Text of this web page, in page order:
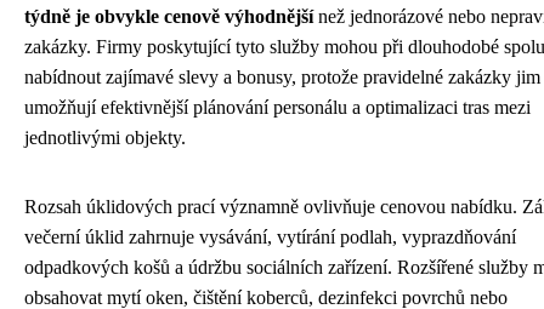
týdně je obvykle cenově výhodnějšínež jednorázové nebo
zakázky. Firmy poskytující tyto služby mohou při dlouhodobé
nabídnout zajímavé slevy a bonusy, protože pravidelné zakázky jim
umožňují efektivnější plánování personálu a optimalizaci tras mezi
jednotlivými objekty.
Rozsah úklidových prací významně ovlivňuje cenovou nabídku.
večerní úklid zahrnuje vysávání, vytírání podlah, vyprazdňování
odpadkových košů a údržbu sociálních zařízení. Rozšířené služby
obsahovat mytí oken, čištění koberců, dezinfekci povrchů nebo